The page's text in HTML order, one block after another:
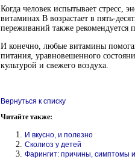
Когда человек испытывает стресс,
витаминах В возрастает в пять-
переживаний также
И конечно, любые витамины
питания, уравновешенного
культурой и свежего воздуха.
Вернуться к списку
Читайте также:
И вкусно, и полезно
Сколиоз у детей
Фарингит: причины, симптомы